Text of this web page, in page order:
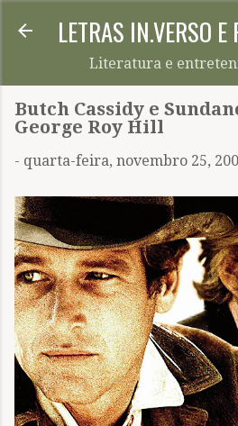
Pular para o
LETRAS IN.VERSO E
Literatura e
Butch Cassidy e
George Roy Hill
- quarta-feira, novembro 25,